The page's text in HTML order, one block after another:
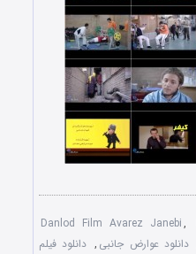
Danlod Film Avarez Janebi,
دانلود عوارض جانبی , دانلود فیلم